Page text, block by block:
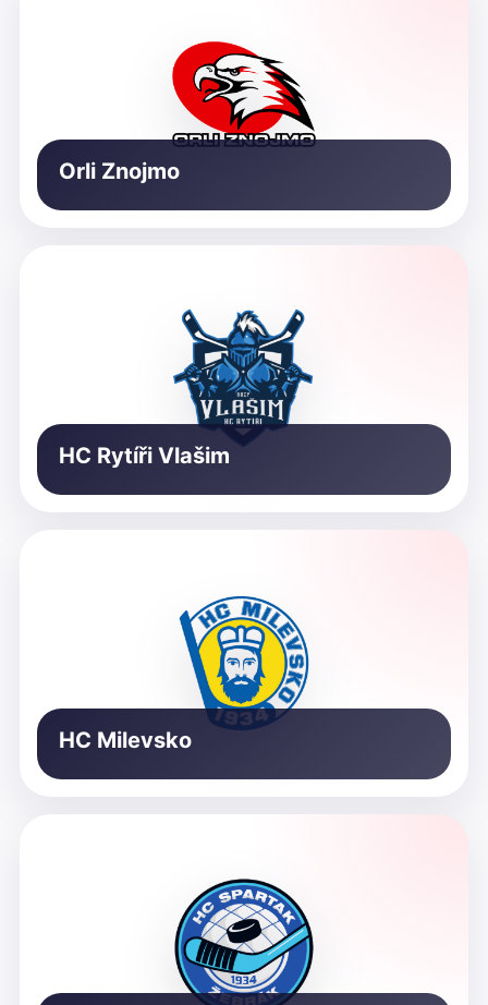
Orli Znojmo
HC Rytíři Vlašim
HC Milevsko